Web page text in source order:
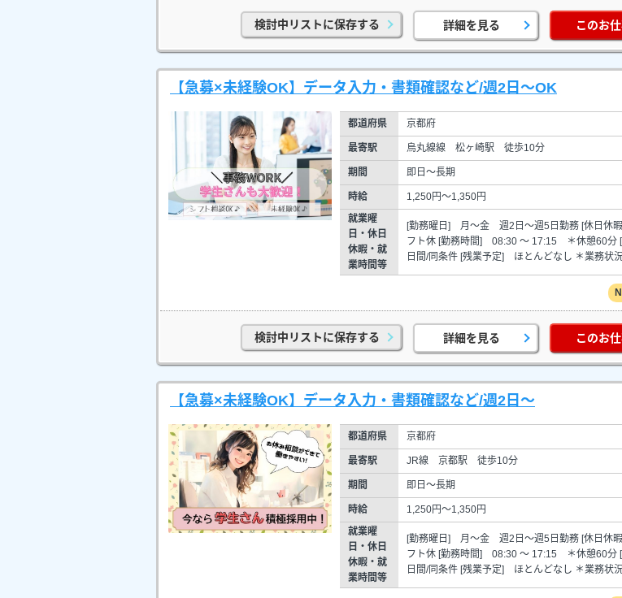
検討中リストに保存する 詳細を見る このお
【急募×未経験OK】データ入力・書類確認など/週2日～OK
都道府県 京都府
最寄駅 烏丸線線 松ヶ崎駅 徒歩10分
期間 即日～長期
時給
1,250円～1,350円
就業曜
日・休日
休暇・就
業時間等
[勤務曜日] 月～金 週2日～週5日勤務 [休日休
フト休 [勤務時間] 08:30 ～ 17:15 ＊休憩60分
日間/同条件 [残業予定] ほとんどなし ＊業務状
検討中リストに保存する 詳細を見る このお
【急募×未経験OK】データ入力・書類確認など/週2日～
都道府県 京都府
最寄駅 JR線 京都駅 徒歩10分
期間 即日～長期
時給
1,250円～1,350円
就業曜
日・休日
休暇・就
業時間等
[勤務曜日] 月～金 週2日～週5日勤務 [休日休
フト休 [勤務時間] 08:30 ～ 17:15 ＊休憩60分
日間/同条件 [残業予定] ほとんどなし ＊業務状